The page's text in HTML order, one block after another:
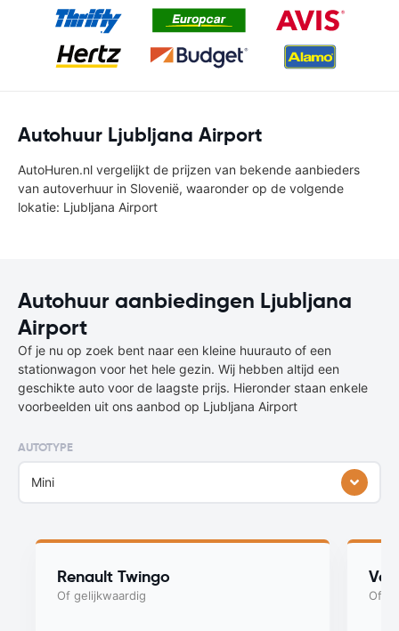
Autohuur Ljubljana Airport
AutoHuren.nl vergelijkt de prijzen van bekende aanbieders
van autoverhuur in Slovenië, waaronder op de volgende
lokatie: Ljubljana Airport
Autohuur aanbiedingen Ljubljana
Airport
Of je nu op zoek bent naar een kleine huurauto of een
stationwagon voor het hele gezin. Wij hebben altijd een
geschikte auto voor de laagste prijs. Hieronder staan enkele
voorbeelden uit ons aanbod op Ljubljana Airport
AUTOTYPE
Mini
Renault Twingo
Of gelijkwaardig Of